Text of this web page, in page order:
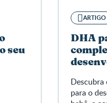
seu
ARTIGO
DHA
Descubra
para o